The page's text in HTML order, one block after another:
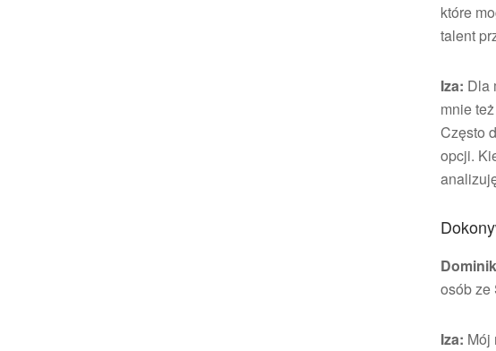
które
talent
Iza: Dla
mnie
Często
opcji.
osób ze
Iza: Mój